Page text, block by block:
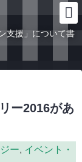
支援」について書
ー2016があ
ー, イベント・